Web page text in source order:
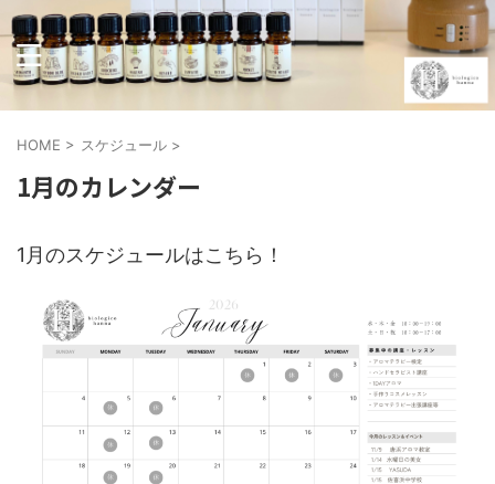
HOME > スケジュール >
1月のカレンダー
1月のスケジュールはこちら！